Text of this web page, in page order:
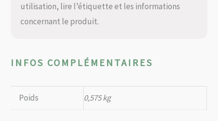
utilisation, lire l’étiquette et les informations
concernant le produit.
INFOS COMPLÉMENTAIRES
Poids 0,575 kg